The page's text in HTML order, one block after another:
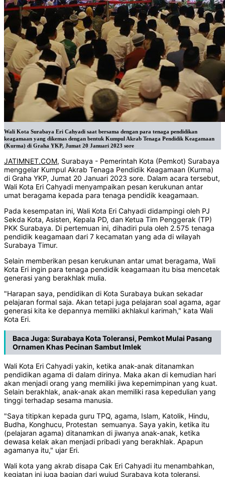
Wali Kota Surabaya Eri Cahyadi saat bersama dengan para tenaga pendidikan
keagamaan yang dikemas dengan bentuk Kumpul Akrab Tenaga Pendidik Keagamaan
(Kurma) di Graha YKP, Jumat 20 Januari 2023 sore
JATIMNET.COM, Surabaya - Pemerintah Kota (Pemkot) Surabaya
menggelar Kumpul Akrab Tenaga Pendidik Keagamaan (Kurma)
di Graha YKP, Jumat 20 Januari 2023 sore. Dalam acara tersebut,
Wali Kota Eri Cahyadi menyampaikan pesan kerukunan antar
umat beragama kepada para tenaga pendidik keagamaan.
Pada kesempatan ini, Wali Kota Eri Cahyadi didampingi oleh PJ
Sekda Kota, Asisten, Kepala PD, dan Ketua Tim Penggerak (TP)
PKK Surabaya. Di pertemuan ini, dihadiri pula oleh 2.575 tenaga
pendidik keagamaan dari 7 kecamatan yang ada di wilayah
Surabaya Timur.
Selain memberikan pesan kerukunan antar umat beragama, Wali
Kota Eri ingin para tenaga pendidik keagamaan itu bisa mencetak
generasi yang berakhlak mulia.
"Harapan saya, pendidikan di Kota Surabaya bukan sekadar
pelajaran formal saja. Akan tetapi juga pelajaran soal agama, agar
generasi kita ke depannya memiliki akhlakul karimah," kata Wali
Kota Eri.
Baca Juga:Surabaya Kota Toleransi, Pemkot Mulai Pasang
Ornamen Khas Pecinan Sambut Imlek
Wali Kota Eri Cahyadi yakin, ketika anak-anak ditanamkan
pendidikan agama di dalam dirinya. Maka akan di kemudian hari
akan menjadi orang yang memiliki jiwa kepemimpinan yang kuat.
Selain berakhlak, anak-anak akan memiliki rasa kepedulian yang
tinggi terhadap sesama manusia.
"Saya titipkan kepada guru TPQ, agama, Islam, Katolik, Hindu,
Budha, Konghucu, Protestan semuanya. Saya yakin, ketika itu
(pelajaran agama) ditanamkan di jiwanya anak-anak, ketika
dewasa kelak akan menjadi pribadi yang berakhlak. Apapun
agamanya itu," ujar Eri.
Wali kota yang akrab disapa Cak Eri Cahyadi itu menambahkan,
kegiatan ini juga bagian dari wujud Surabaya kota toleransi.